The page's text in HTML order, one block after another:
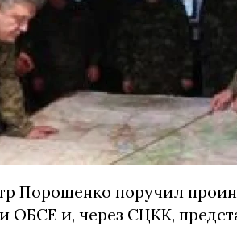
Порошенко поручил
ОБСЕ и, через СЦКК,